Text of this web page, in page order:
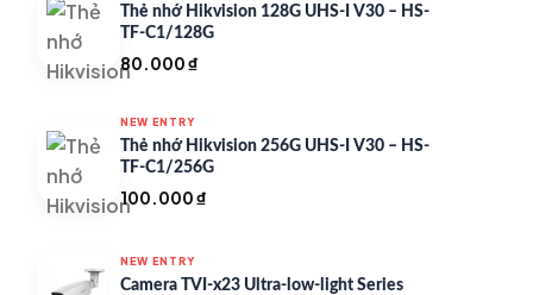
Thẻ nhớ Hikvision 128G UHS-I V30 – HS-
TF-C1/128G
80.000₫
NEW ENTRY
Thẻ nhớ Hikvision 256G UHS-I V30 – HS-
TF-C1/256G
100.000₫
NEW ENTRY
Camera TVI-x23 Ultra-low-light Series